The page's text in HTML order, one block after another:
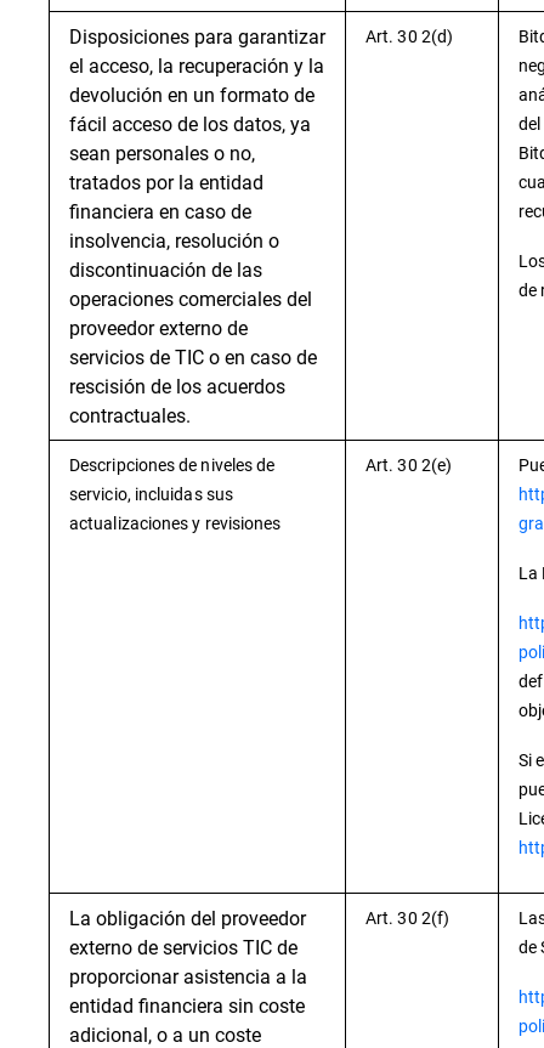
Disposiciones para garantizar
el acceso, la recuperación y la
devolución en un formato de
fácil acceso de los datos, ya
sean personales o no,
tratados por la entidad
financiera en caso de
insolvencia, resolución o
discontinuación de las
operaciones comerciales del
proveedor externo de
servicios de TIC o en caso de
rescisión de los acuerdos
contractuales.
Art. 30 2(d)
de
Descripciones de niveles de
servicio, incluidas sus
actualizaciones y revisiones
Art. 30 2(e)
La
Si
La obligación del proveedor
externo de servicios TIC de
proporcionar asistencia a la
entidad financiera sin coste
adicional, o a un coste
Art. 30 2(f)
de